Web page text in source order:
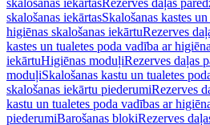
skalošanas iekārtasRezerves daļas
skalošanas iekārtasSkalošanas kastes
higiēnas skalošanas iekārtuRezerves
kastes un tualetes poda vadība ar
iekārtuHigiēnas moduļiRezerves daļas
moduļiSkalošanas kastu un tualetes
skalošanas iekārtu piederumiRezerves
kastu un tualetes poda vadības ar
piederumiBarošanas blokiRezerves